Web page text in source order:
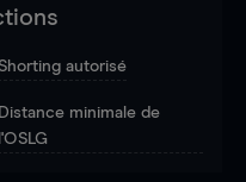
autorisé
Distance minimale de
l'OSLG